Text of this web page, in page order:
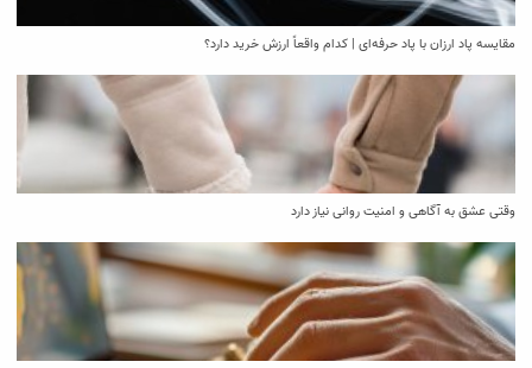
مقایسه پاد ارزان با پاد حرفه‌ای | کدام واقعاً ارزش خرید دارد؟
وقتی عشق به آگاهی و امنیت روانی نیاز دارد